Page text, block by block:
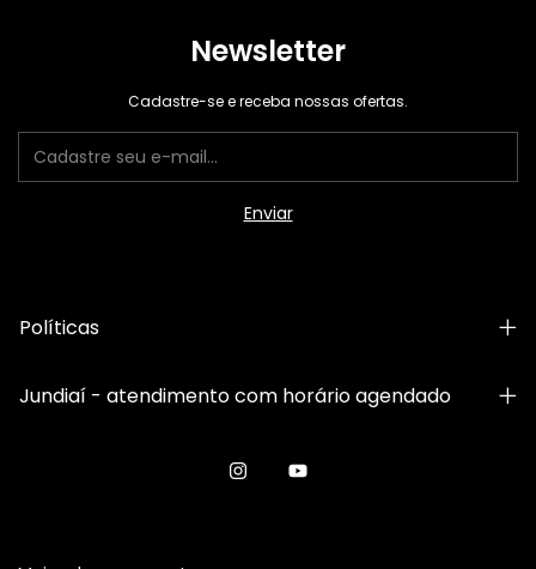
Newsletter
Cadastre-se e receba nossas ofertas.
Políticas
Jundiaí - atendimento com horário agendado